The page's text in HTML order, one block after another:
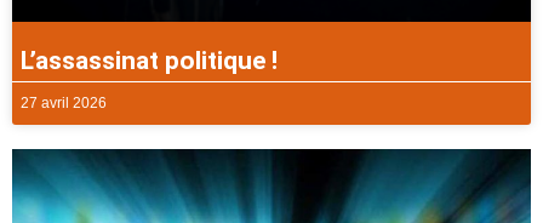
L’assassinat politique !
27 avril 2026